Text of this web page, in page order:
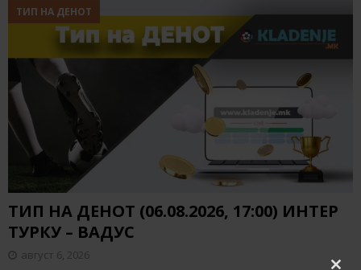
ТИП НА ДЕНОТ
ТИП НА ДЕНОТ (06.08.2026, 17:00) ИНТЕР
ТУРКУ – ВАДУС
август 6, 2026